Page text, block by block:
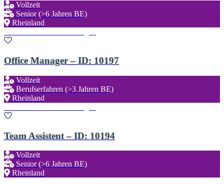
Vollzeit
Senior (>6 Jahren BE)
Rheinland
Office Manager – ID: 10197
Vollzeit
Berufserfahren (>3 Jahren BE)
Rheinland
Team Assistent – ID: 10194
Vollzeit
Senior (>6 Jahren BE)
Rheinland